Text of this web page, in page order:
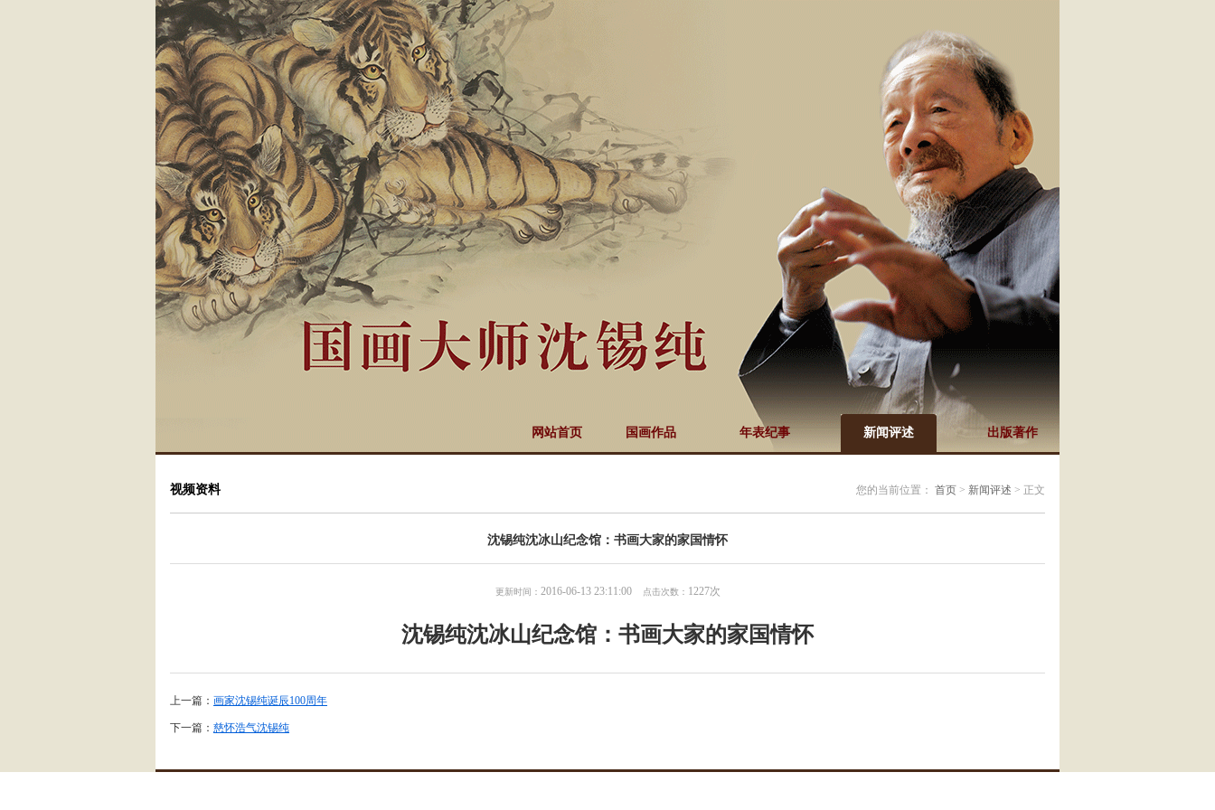
网站首页 国画作品 年表纪事 新闻评述 出版著作
视频资料 您的当前位置： 首页 > 新闻评述 > 正文
沈锡纯沈冰山纪念馆：书画大家的家国情怀
更新时间： 2016-06-13 23:11:00 点击次数： 1227次
沈锡纯沈冰山纪念馆：书画大家的家国情怀
上一篇： 画家沈锡纯诞辰100周年
下一篇： 慈怀浩气沈锡纯